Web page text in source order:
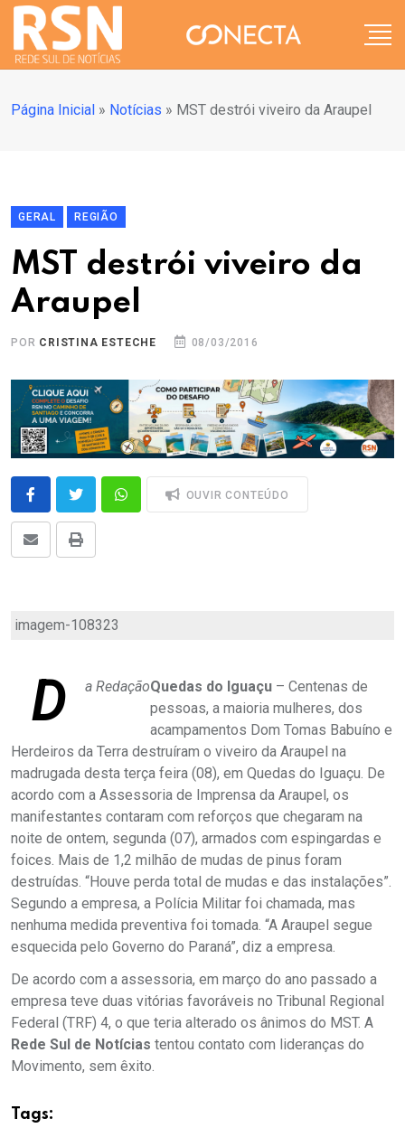
Página Inicial » Notícias » MST destrói viveiro da Araupel
GERAL REGIÃO
MST destrói viveiro da
Araupel
POR CRISTINA ESTECHE 08/03/2016
OUVIR CONTEÚDO
imagem-108323
D a RedaçãoQuedas do Iguaçu – Centenas de
pessoas, a maioria mulheres, dos
acampamentos Dom Tomas Babuíno e
Herdeiros da Terra destruíram o viveiro da Araupel na
madrugada desta terça feira (08), em Quedas do Iguaçu. De
acordo com a Assessoria de Imprensa da Araupel, os
manifestantes contaram com reforços que chegaram na
noite de ontem, segunda (07), armados com espingardas e
foices. Mais de 1,2 milhão de mudas de pinus foram
destruídas. “Houve perda total de mudas e das instalações”.
Segundo a empresa, a Polícia Militar foi chamada, mas
nenhuma medida preventiva foi tomada. “A Araupel segue
esquecida pelo Governo do Paraná”, diz a empresa.
De acordo com a assessoria, em março do ano passado a
empresa teve duas vitórias favoráveis no Tribunal Regional
Federal (TRF) 4, o que teria alterado os ânimos do MST. A
Rede Sul de Notícias tentou contato com lideranças do
Movimento, sem êxito.
Tags: